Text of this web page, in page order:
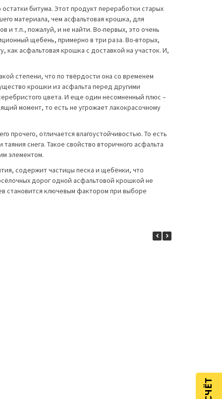
битума. Этот продукт переработки старых
материала, чем асфальтовая крошка, для
и т.п., пожалуй, и не найти. Во-первых, это очень
щебень, примерно в три раза. Во-вторых,
как асфальтовая крошка с доставкой на участок. И,
степени, что по твёрдости она со временем
крошки из асфальта перед другими
цвета. И еще один несомненный плюс –
момент, то есть не угрожает лакокрасочному
прочего, отличается влагоустойчивостью. То есть
снега. Такое свойство вторичного асфальта
элементом.
содержит частицы песка и щебёнки, что
дорог одной асфальтовой крошкой не
становится ключевым фактором при выборе